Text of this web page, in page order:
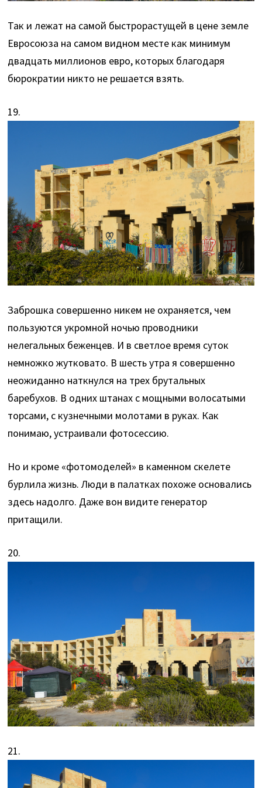
Так и лежат на самой быстрорастущей в цене земле
Евросоюза на самом видном месте как минимум
двадцать миллионов евро, которых благодаря
бюрократии никто не решается взять.
19.
Заброшка совершенно никем не охраняется, чем
пользуются укромной ночью проводники
нелегальных беженцев. И в светлое время суток
немножко жутковато. В шесть утра я совершенно
неожиданно наткнулся на трех брутальных
баребухов. В одних штанах с мощными волосатыми
торсами, с кузнечными молотами в руках. Как
понимаю, устраивали фотосессию.
Но и кроме «фотомоделей» в каменном скелете
бурлила жизнь. Люди в палатках похоже основались
здесь надолго. Даже вон видите генератор
притащили.
20.
21.